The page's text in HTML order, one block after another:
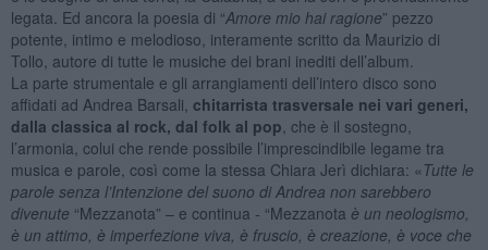
legata. Ed ancora la poesia di “Amore mio hai ragione” pezzo
potente, intimo e melodioso, interamente scritto da Maurizio di
Tollo, autore di tutte le musiche dei brani inediti dell’album.
La parte strumentale e gli arrangiamenti dell’intero disco sono
affidati ad Andrea Barsali, chitarrista trasversale nei vari generi,
dalla classica al rock, dal folk al pop , che è il sostegno,
l’armonia, colui che rende possibile l’imprescindibile legame tra
musica e parole, così come la stessa Chiara Jerì dichiara: « Tutte le
parole senza l’Intenzione del suono di Andrea non sarebbero
divenute “Mezzanota” – e continua - “Mezzanota è un neologismo,
è un attimo, è imperfezione viva, è fruscio, è creazione, è voce che